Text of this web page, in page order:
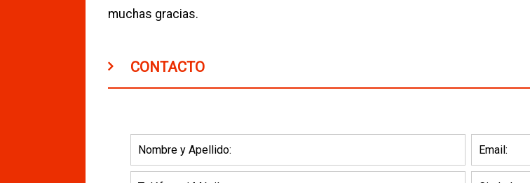
muchas gracias.
CONTACTO